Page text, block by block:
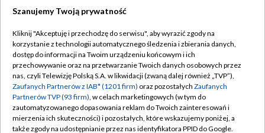
TVP
Abonament TVP
Emisja w TVP
Centrum informacji TVP
Naziemna Telewizja Cyfrowa
Regulamin TVP
Polityka prywatności
Moje zgody
Pomoc
Szanujemy Twoją prywatność
Kliknij "Akceptuję i przechodzę do serwisu", aby wyrazić zgody na
korzystanie z technologii automatycznego śledzenia i zbierania danych,
dostęp do informacji na Twoim urządzeniu końcowym i ich
przechowywanie oraz na przetwarzanie Twoich danych osobowych przez
nas, czyli Telewizję Polską S.A. w likwidacji (zwaną dalej również „TVP”),
Zaufanych Partnerów z IAB* (1201 firm) oraz pozostałych Zaufanych
Partnerów TVP (93 firm), w celach marketingowych (w tym do
zautomatyzowanego dopasowania reklam do Twoich zainteresowań i
mierzenia ich skuteczności) i pozostałych, które wskazujemy poniżej, a
także zgody na udostępnianie przez nas identyfikatora PPID do Google.